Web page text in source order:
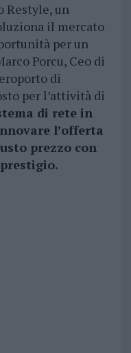
Restyle, un
il mercato
per un
Porcu, Ceo di
di
per l’attività di
di rete in
l’offerta
prezzo con